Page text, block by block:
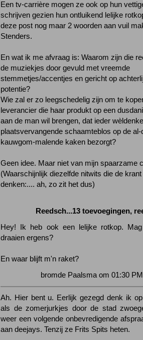
Een tv-carrière mogen ze ook op hun
schrijven gezien hun ontluikend lelijke
deze post nog maar 2 woorden aan vuil
Stenders.
En wat ik me afvraag is: Waarom zijn die
de muziekjes door gevuld met vreemde
stemmetjes/accentjes en gericht op
potentie?
Wie zal er zo leegschedelig zijn om te
leverancier die haar produkt op een
aan de man wil brengen, dat ieder
plaatsvervangende schaamteblos op de al-
kauwgom-malende kaken bezorgt?
Geen idee. Maar niet van mijn spaarzame
(Waarschijnlijk diezelfde nitwits die de
denken:.... ah, zo zit het dus)
Reedsch...13 toevoegingen,
Hey! Ik heb ook een lelijke rotkop.
draaien ergens?
En waar blijft m'n raket?
bromde Paalsma om 01:30
Ah. Hier bent u. Eerlijk gezegd denk ik
als de zomerjurkjes door de stad
weer een volgende onbevredigende
aan deejays. Tenzij ze Frits Spits heten.